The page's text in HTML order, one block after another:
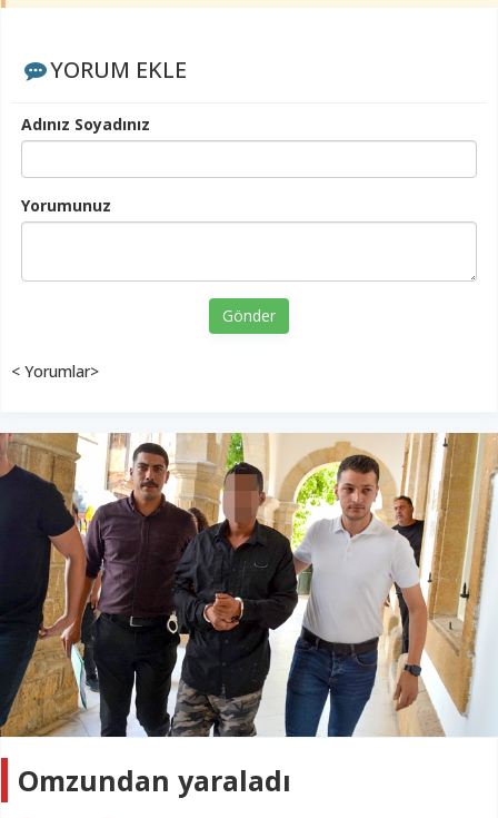
YORUM EKLE
Adınız Soyadınız
Yorumunuz
Gönder
< Yorumlar>
Omzundan yaraladı